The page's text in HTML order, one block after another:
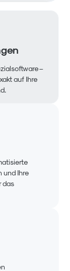
–
auf Ihre
und Ihre
das